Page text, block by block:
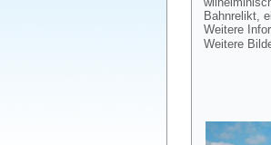
Bahnrelikt,
Weitere
Weitere